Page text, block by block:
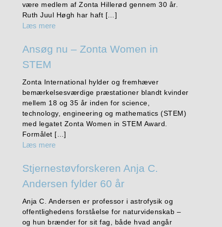
være medlem af Zonta Hillerød gennem 30 år.
Ruth Juul Høgh har haft […]
Læs mere
Ansøg nu – Zonta Women in
STEM
Zonta International hylder og fremhæver
bemærkelsesværdige præstationer blandt kvinder
mellem 18 og 35 år inden for science,
technology, engineering og mathematics (STEM)
med legatet Zonta Women in STEM Award.
Formålet […]
Læs mere
Stjernestøvforskeren Anja C.
Andersen fylder 60 år
Anja C. Andersen er professor i astrofysik og
offentlighedens forståelse for naturvidenskab –
og hun brænder for sit fag, både hvad angår